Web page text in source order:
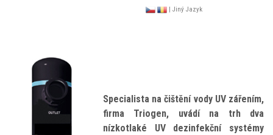
| Jiný Jazyk
Specialista na čištění vody UV zářením,
firma Triogen, uvádí na trh dva
nízkotlaké UV dezinfekční systémy